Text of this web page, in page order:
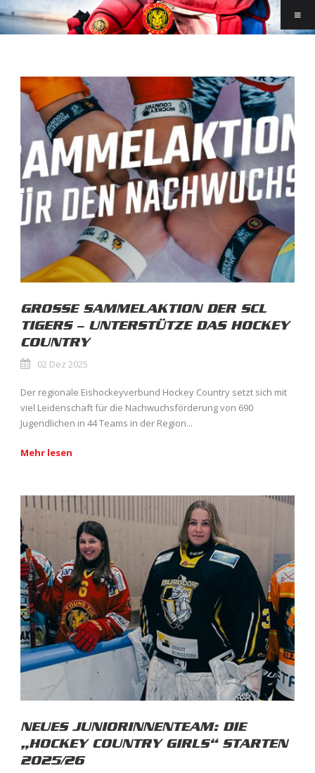
GROSSE SAMMELAKTION DER SCL
TIGERS – UNTERSTÜTZE DAS HOCKEY
COUNTRY
02 Dez 2025
Der regionale Eishockeyverbund Hockey Country setzt sich mit
viel Leidenschaft für die Nachwuchsförderung von 690
Jugendlichen in 44 Teams in der Region...
Mehr lesen
NEUES JUNIORINNENTEAM: DIE
„HOCKEY COUNTRY GIRLS“ STARTEN
2025/26